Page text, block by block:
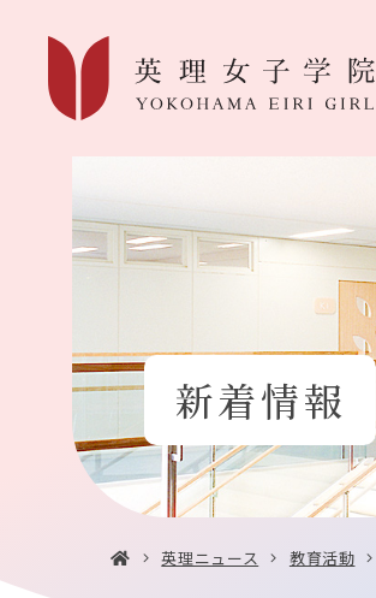
新着情報
英理ニュース 教育活動